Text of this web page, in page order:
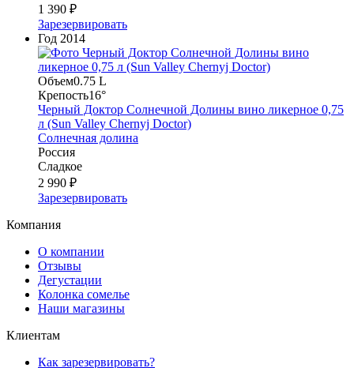
1 390 ₽
Зарезервировать
Год 2014
Объем0.75 L
Крепость16°
Черный Доктор Солнечной Долины вино ликерное 0,75
л (Sun Valley Chernyj Doctor)
Солнечная долина
Россия
Сладкое
2 990 ₽
Зарезервировать
Компания
О компании
Отзывы
Дегустации
Колонка сомелье
Наши магазины
Клиентам
Как зарезервировать?